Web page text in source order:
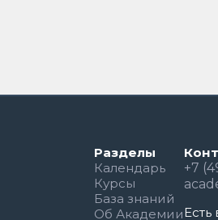
+7
Разделы
Календарь
Курсы
База знаний
Об Академии